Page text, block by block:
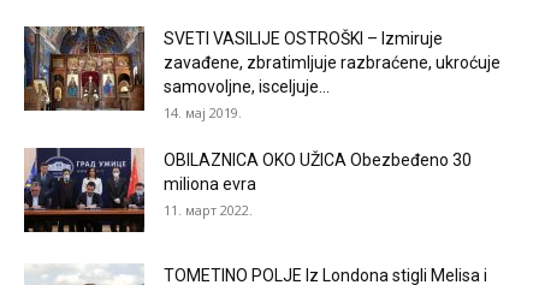
SVETI VASILIJE OSTROŠKI – Izmiruje
zavađene, zbratimljuje razbraćene, ukroćuje
samovoljne, isceljuje...
14. мај 2019.
OBILAZNICA OKO UŽICA Obezbeđeno 30
miliona evra
11. март 2022.
TOMETINO POLJE Iz Londona stigli Melisa i